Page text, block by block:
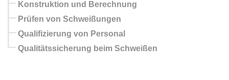
Konstruktion und Berechnung
Prüfen von Schweißungen
Qualifizierung von Personal
Qualitätssicherung beim Schweißen